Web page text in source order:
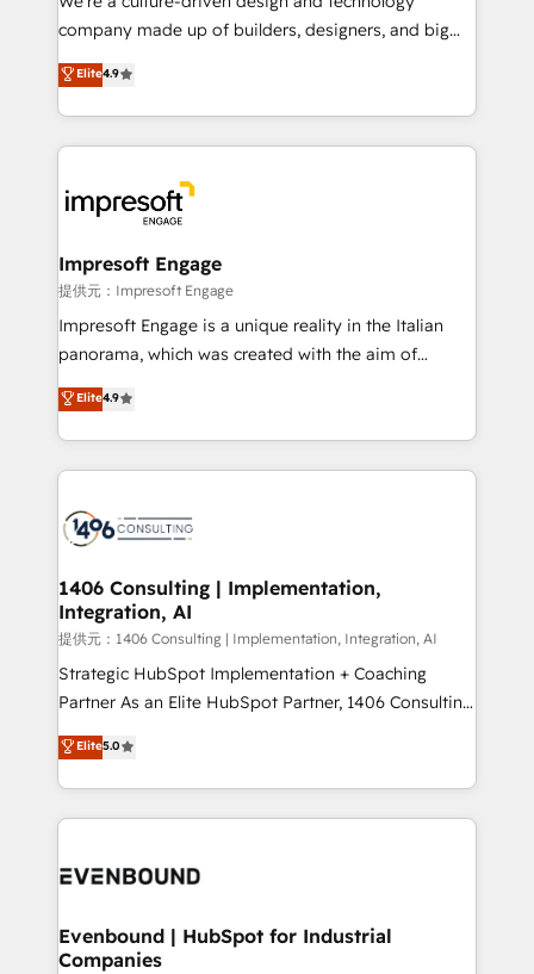
that drive measurable growth. 🌎 Highlights: • 10+
Platform Migration Excellence. • Top 3 Partner of the
Year LATAM 2022, 2023, 2024, 2025. • Partner of the
business with HubSpot? Let Cebra’s experts help
you grow faster, smarter, and with impact.
company made up of builders, designers, and big
thinkers. We blend strategy, design, and
development—always fueled by curiosity—to turn
ideas, opportunities, and challenges into meaningful
experiences. To us, technology is more than just
and—most importantly—simple. That’s why we lean
into bold ideas and shape them into thoughtful
products and strategies that actually make a
difference.
Elite4.9
Impresoft Engage
提供元：Impresoft Engage
Impresoft Engage is a unique reality in the Italian
panorama, which was created with the aim of
putting Customer Experience at the center by
creating digital environments capable of integrating
people, processes and data. We offer the best
digital solutions on the market, ranging from CRM
marketing automation to online and offline sales
allowing companies to optimize processes and meet
the needs of the customer. We are part of Impresoft
Group, a group of specialized and complementary
companies that divide their offer into 4
Competence Centers: Smart Manufacturing,
The synergies generated by these integrations,
together with the combination of talents, skills,
to accompany companies on their digital
Elite4.9
1406 Consulting | Implementation,
Integration, AI
提供元：1406 Consulting | Implementation, Integration, AI
Strategic HubSpot Implementation + Coaching
Partner As an Elite HubSpot Partner, 1406 Consulting
helps mid-market revenue teams transform how
they sell, market, and serve. We don't just build your
HubSpot—we teach your team to own it, then stay
to help you keep winning. What We Do ⚙️ CRM
Data & Content 📈 Sales & Marketing Alignment +
Agent Creation 🔄 Custom Integrations & Data
Migration Why 1406 We become part of your team.
Elite5.0
Evenbound | HubSpot for Industrial
Companies